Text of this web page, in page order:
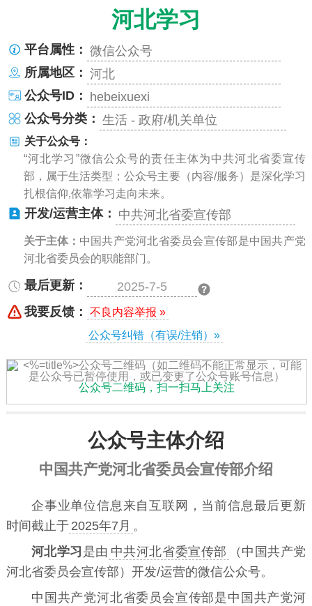
河北学习
平台属性： 微信公众号
所属地区： 河北
公众号ID：
hebeixuexi
公众号分类： 生活 - 政府/机关单位
关于公众号：
“河北学习”微信公众号的责任主体为中共河北省委宣传
部，属于生活类型；公众号主要（内容/服务）是深化学习
扎根信仰,依靠学习走向未来。
开发/运营主体： 中共河北省委宣传部
关于主体： 中国共产党河北省委员会宣传部是中国共产党
河北省委员会的职能部门。
最后更新：
2025-7-5
我要反馈：
不良内容举报 »
公众号纠错（有误/注销）»
公众号二维码，扫一扫马上关注
公众号主体介绍
中国共产党河北省委员会宣传部介绍
企事业单位信息来自互联网，当前信息最后更新
时间截止于 2025年7月 。
河北学习 是由 中共河北省委宣传部
（中国共产党
河北省委员会宣传部）开发/运营的微信公众号。
中国共产党河北省委员会宣传部是中国共产党河